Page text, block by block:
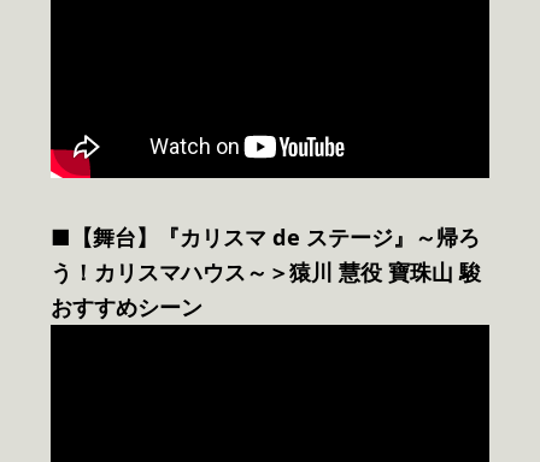
■【舞台】『カリスマ de ステージ』～帰ろ
う！カリスマハウス～＞猿川 慧役 寶珠山 駿
おすすめシーン